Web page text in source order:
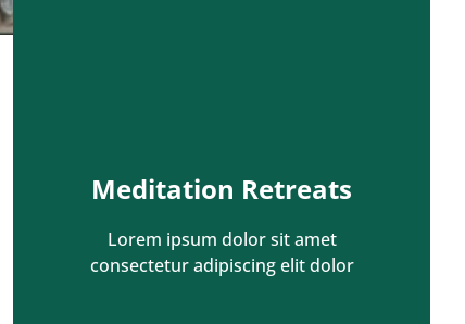
Meditation Retreats
Lorem ipsum dolor sit amet
consectetur adipiscing elit dolor